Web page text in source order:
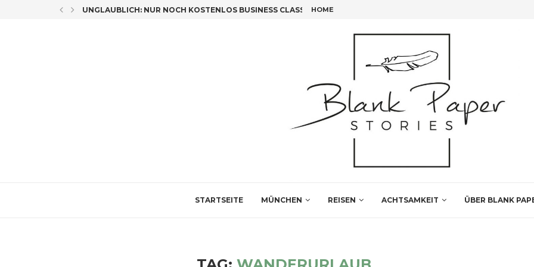
CO-AUTORIN UNGLAUBLICH: NUR NOCH KOSTENLOS BUSINESS CLASS FLIEGEN!FÜNF INSIDER TIPPS FÜR DEINEN LEIPZIG BESUCH
HOME
STARTSEITE MÜNCHEN REISEN ACHTSAMKEIT ÜBER BLANK